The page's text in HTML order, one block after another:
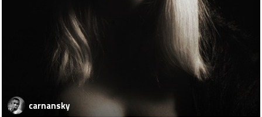
carnansky